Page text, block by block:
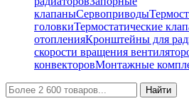
клапаныСервоприводы
головкиТермостатические
отопленияКронштейны для
скорости вращения
конвекторовМонтажные
Найти